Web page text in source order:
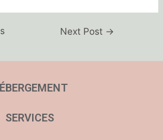
Next Post →
SERVICES